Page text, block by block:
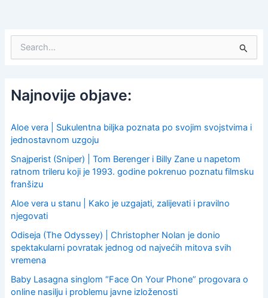
c
h
o
r
Najnovije objave:
Aloe vera | Sukulentna biljka poznata po svojim svojstvima i
jednostavnom uzgoju
Snajperist (Sniper) | Tom Berenger i Billy Zane u napetom
ratnom trileru koji je 1993. godine pokrenuo poznatu filmsku
franšizu
Aloe vera u stanu | Kako je uzgajati, zalijevati i pravilno
njegovati
Odiseja (The Odyssey) | Christopher Nolan je donio
spektakularni povratak jednog od najvećih mitova svih
vremena
Baby Lasagna singlom “Face On Your Phone” progovara o
online nasilju i problemu javne izloženosti